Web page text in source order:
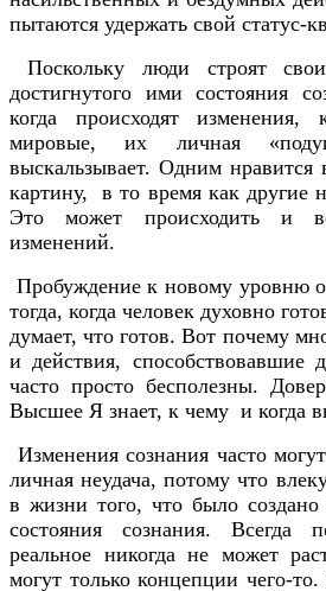
пытаются удержать свой статус-
Поскольку люди строят
достигнутого ими состояния
когда происходят
мировые, их личная
выскальзывает. Одним нравится
картину, в то время как другие
Это может происходить и
изменений.
Пробуждение к новому уровню
тогда, когда человек духовно
думает, что готов. Вот почему
и действия, способствовавшие
часто просто бесполезны.
Высшее Я знает, к чему и когда
Изменения сознания часто
личная неудача, потому что
в жизни того, что было
состояния сознания. Всегда
реальное никогда не может
могут только концепции чего-